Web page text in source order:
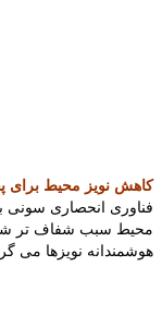
کاهش نویز محیط برای
محیط سبب شفاف تر
هوشمندانه نویزها می